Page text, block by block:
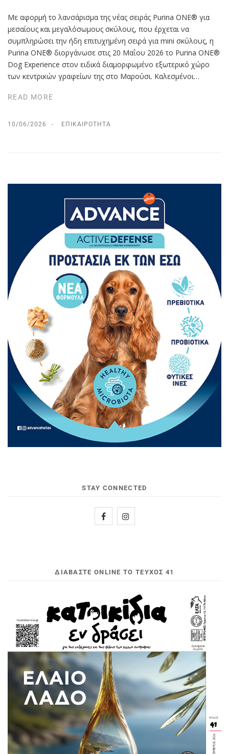
Με αφορμή το λανσάρισμα της νέας σειράς Purina ONE® για
μεσαίους και μεγαλόσωμους σκύλους, που έρχεται να
συμπληρώσει την ήδη επιτυχημένη σειρά για mini σκύλους, η
Purina ONE® διοργάνωσε στις 20 Μαΐου 2026 το Purina ONE®
Dog Experience στον ειδικά διαμορφωμένο εξωτερικό χώρο
των κεντρικών γραφείων της στο Μαρούσι. Καλεσμένοι…
READ MORE
10/06/2026 ΕΠΙΚΑΙΡΌΤΗΤΑ
STAY CONNECTED
ΔΙΑΒΆΣΤΕ ONLINE ΤΟ ΤΕΎΧΟΣ 41